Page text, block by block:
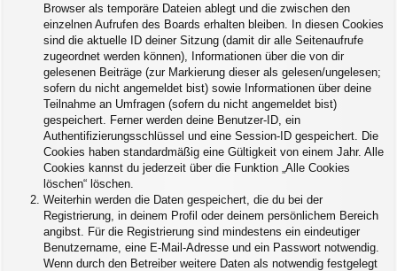
Browser als temporäre Dateien ablegt und die zwischen den
einzelnen Aufrufen des Boards erhalten bleiben. In diesen Cookies
sind die aktuelle ID deiner Sitzung (damit dir alle Seitenaufrufe
zugeordnet werden können), Informationen über die von dir
gelesenen Beiträge (zur Markierung dieser als gelesen/ungelesen;
sofern du nicht angemeldet bist) sowie Informationen über deine
Teilnahme an Umfragen (sofern du nicht angemeldet bist)
gespeichert. Ferner werden deine Benutzer-ID, ein
Authentifizierungsschlüssel und eine Session-ID gespeichert. Die
Cookies haben standardmäßig eine Gültigkeit von einem Jahr. Alle
Cookies kannst du jederzeit über die Funktion „Alle Cookies
löschen“ löschen.
Weiterhin werden die Daten gespeichert, die du bei der
Registrierung, in deinem Profil oder deinem persönlichem Bereich
angibst. Für die Registrierung sind mindestens ein eindeutiger
Benutzername, eine E-Mail-Adresse und ein Passwort notwendig.
Wenn durch den Betreiber weitere Daten als notwendig festgelegt